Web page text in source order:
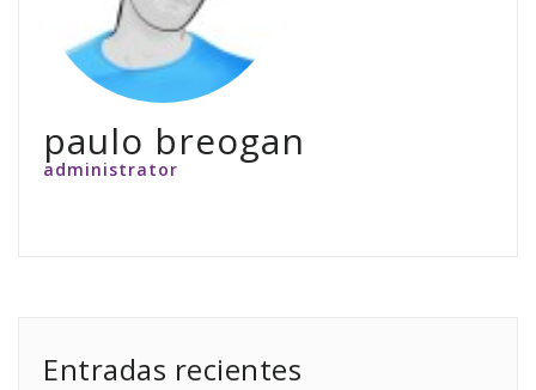
paulo breogan
administrator
Entradas recientes